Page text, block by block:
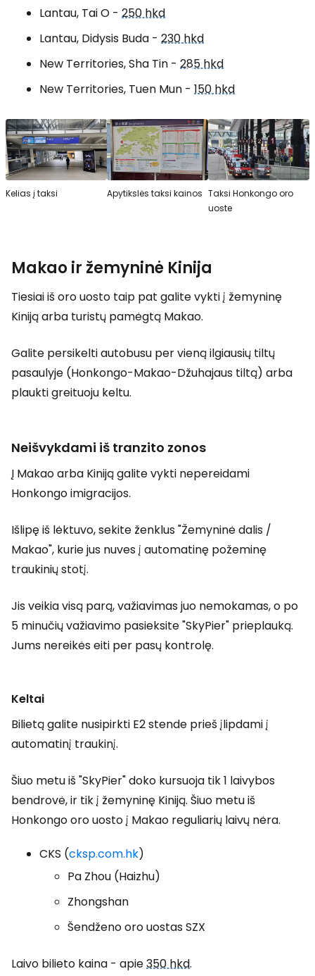
Lantau, Tai O - 250 hkd
Lantau, Didysis Buda - 230 hkd
New Territories, Sha Tin - 285 hkd
New Territories, Tuen Mun - 150 hkd
Kelias į taksi Apytikslės taksi kainos Taksi Honkongo oro
uoste
Makao ir žemyninė Kinija
Tiesiai iš oro uosto taip pat galite vykti į žemyninę
Kiniją arba turistų pamėgtą Makao.
Galite persikelti autobusu per vieną ilgiausių tiltų
pasaulyje (Honkongo-Makao-Džuhajaus tiltą) arba
plaukti greituoju keltu.
Neišvykdami iš tranzito zonos
Į Makao arba Kiniją galite vykti nepereidami
Honkongo imigracijos.
Išlipę iš lėktuvo, sekite ženklus "Žemyninė dalis /
Makao", kurie jus nuves į automatinę požeminę
traukinių stotį.
Jis veikia visą parą, važiavimas juo nemokamas, o po
5 minučių važiavimo pasieksite "SkyPier" prieplauką.
Jums nereikės eiti per pasų kontrolę.
Keltai
Bilietą galite nusipirkti E2 stende prieš įlipdami į
automatinį traukinį.
Šiuo metu iš "SkyPier" doko kursuoja tik 1 laivybos
bendrovė, ir tik į žemyninę Kiniją. Šiuo metu iš
Honkongo oro uosto į Makao reguliarių laivų nėra.
CKS (cksp.com.hk)
Pa Zhou (Haizhu)
Zhongshan
Šendženo oro uostas SZX
Laivo bilieto kaina - apie350 hkd.